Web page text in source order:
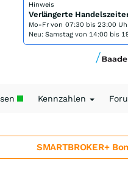
Hinweis
Verlängerte
Mo-Fr von 07:30 bis 23:00
Neu: Samstag von 14:00 bis
Kennzahlen
SMARTBROKER+